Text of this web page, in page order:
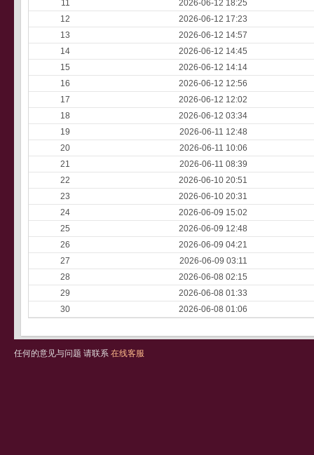
11
2026-06-12 18:25
12
2026-06-12 17:23
13
2026-06-12 14:57
14
2026-06-12 14:45
15
2026-06-12 14:14
16
2026-06-12 12:56
17
2026-06-12 12:02
18
2026-06-12 03:34
19
2026-06-11 12:48
20
2026-06-11 10:06
21
2026-06-11 08:39
22
2026-06-10 20:51
23
2026-06-10 20:31
24
2026-06-09 15:02
25
2026-06-09 12:48
26
2026-06-09 04:21
27
2026-06-09 03:11
28
2026-06-08 02:15
29
2026-06-08 01:33
30
2026-06-08 01:06
任何的意见与问题 请联系 在线客服